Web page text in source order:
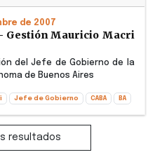
de 2007
Gestión Mauricio Macri
del Jefe de Gobierno de la
de Buenos Aires
Jefe de Gobierno CABA BA
resultados